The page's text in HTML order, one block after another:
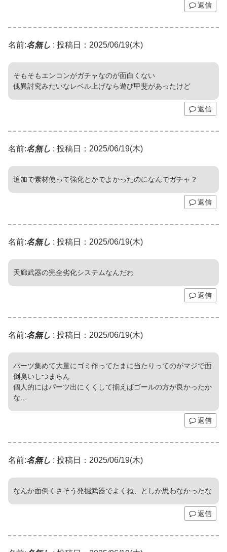
返信
名前:名無し : 投稿日：2025/06/19(木)
そもそもエンコンがガチャなのが面白くない
傀異討究みたいなレベル上げなら遊び甲斐があったけど
返信
名前:名無し : 投稿日：2025/06/19(木)
追加で素材使って強化とかでよかったのになんでガチャ？
返信
名前:名無し : 投稿日：2025/06/19(木)
天廊武器の完全劣化システムなんだわ
返信
名前:名無し : 投稿日：2025/06/19(木)
パーツ集めて大量にゴミ作ってたまに当たりってのがマジで面
倒臭いしつまらん
個人的にはパーツ出にくくして揃えばゴールの方が良かったか
な…
返信
名前:名無し : 投稿日：2025/06/19(木)
なんか面倒くさそう発掘武器でよくね、としか思わなかったな
返信